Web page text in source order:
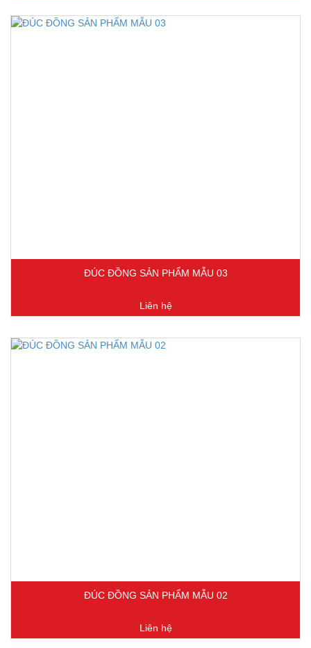
ĐÚC ĐỒNG SẢN PHẨM MẪU 03
Liên hệ
ĐÚC ĐỒNG SẢN PHẨM MẪU 02
Liên hệ